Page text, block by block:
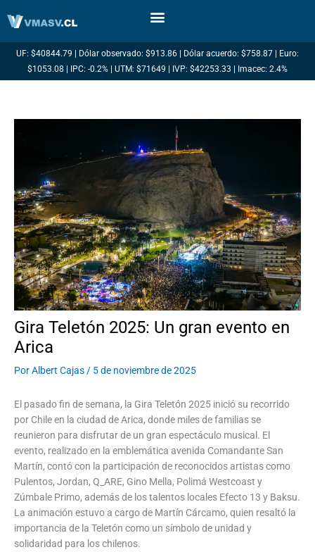
UF: $40844.79 | Dólar observado: $913.86 | Dólar acuerdo: $758.87 | Euro:
$1053.08 | IPC: -0.2% | UTM: $71649 | IVP: $42253.33 | Imacec: 2.4%
Gira Teletón 2025: Un gran evento en
Arica
PorAlbert Cajas / 5 de noviembre de 2025
El pasado fin de semana, la Gira Teletón 2025 inició su recorrido
por Chile en la ciudad de Arica, donde miles de familias se
reunieron para disfrutar de un gran espectáculo musical. El
evento, realizado en la emblemática avenida Comandante San
Martín, contó con la participación de reconocidos artistas como
Pulentos, Jordan, Q_ARE, Gino Mella, Polimá Westcoast y
Zúmbale Primo, además de los talentos locales Efecto 13 y Baksu.
La animación estuvo a cargo de Martín Cárcamo, quien resaltó la
importancia de la Teletón como un símbolo de unidad y
solidaridad para los chilenos.